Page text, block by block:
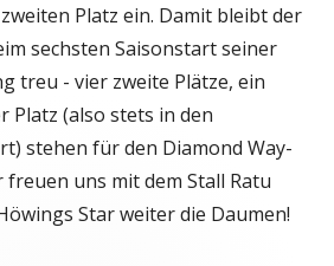
zweiten Platz ein. Damit bleibt der
sechsten Saisonstart seiner
treu - vier zweite Plätze, ein
Platz (also stets in den
stehen für den Diamond Way-
freuen uns mit dem Stall Ratu
Star weiter die Daumen!